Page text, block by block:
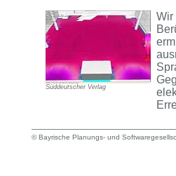
Süddeutscher Verlag
Wir
© Bayrische Planungs- und